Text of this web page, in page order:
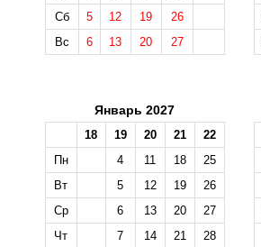
Сб
5 12 19
26
Вс
6 13 20 27
Январь 2027
18 19 20 21
22
Пн
4 11 18
25
Вт
5 12 19
26
Ср
6 13 20
27
Чт
7 14 21
28